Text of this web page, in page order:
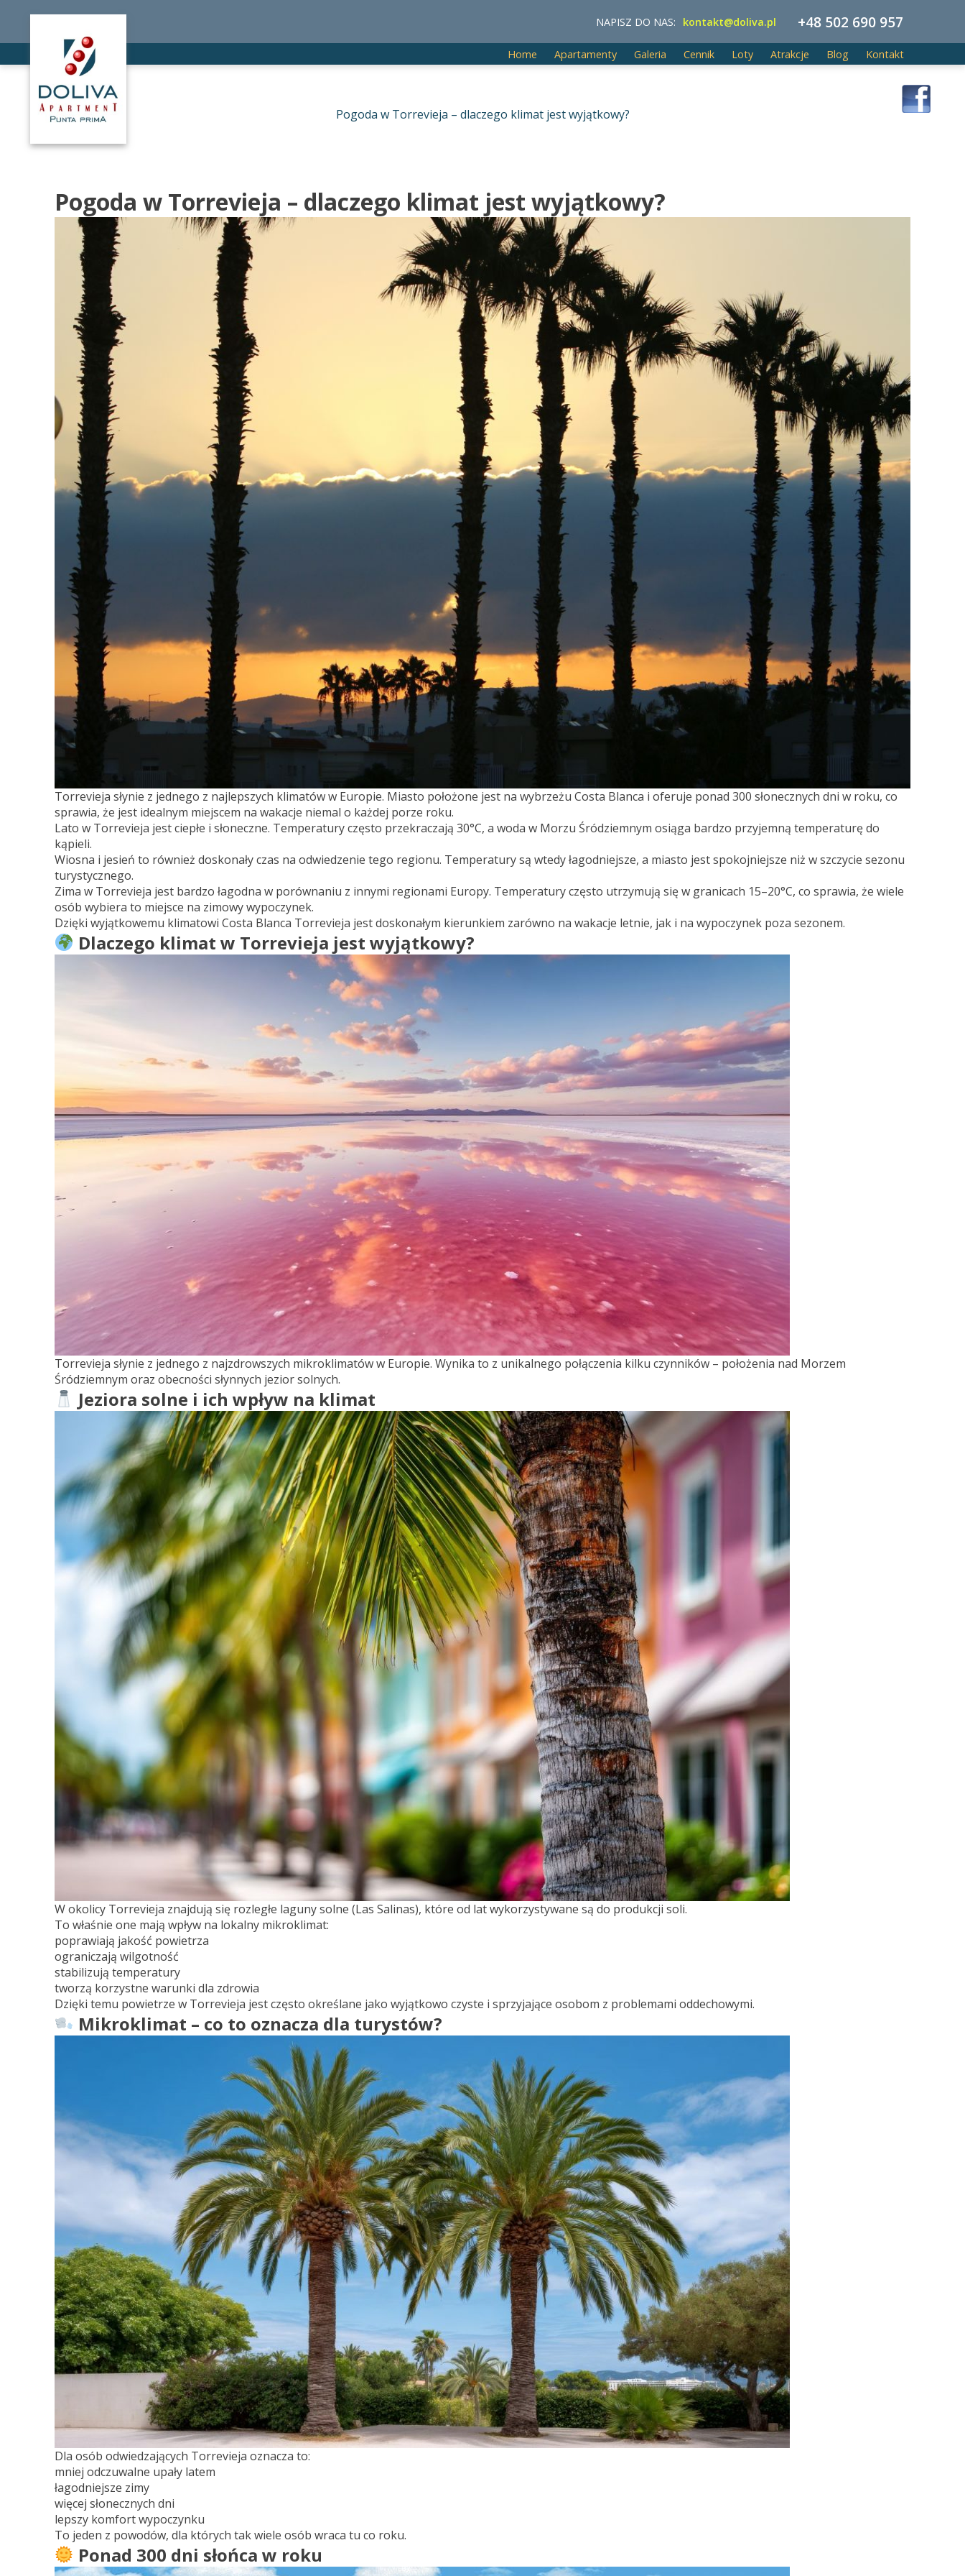
NAPISZ DO NAS: kontakt@doliva.pl +48 502 690 957
Home Apartamenty Galeria Cennik Loty Atrakcje Blog Kontakt
Pogoda w Torrevieja – dlaczego klimat jest wyjątkowy?
Pogoda w Torrevieja – dlaczego klimat jest wyjątkowy?
Torrevieja słynie z jednego z najlepszych klimatów w Europie. Miasto położone jest na wybrzeżu Costa Blanca i oferuje ponad 300 słonecznych dni w roku, co
sprawia, że jest idealnym miejscem na wakacje niemal o każdej porze roku.
Lato w Torrevieja jest ciepłe i słoneczne. Temperatury często przekraczają 30°C, a woda w Morzu Śródziemnym osiąga bardzo przyjemną temperaturę do
kąpieli.
Wiosna i jesień to również doskonały czas na odwiedzenie tego regionu. Temperatury są wtedy łagodniejsze, a miasto jest spokojniejsze niż w szczycie sezonu
turystycznego.
Zima w Torrevieja jest bardzo łagodna w porównaniu z innymi regionami Europy. Temperatury często utrzymują się w granicach 15–20°C, co sprawia, że wiele
osób wybiera to miejsce na zimowy wypoczynek.
Dzięki wyjątkowemu klimatowi Costa Blanca Torrevieja jest doskonałym kierunkiem zarówno na wakacje letnie, jak i na wypoczynek poza sezonem.
Dlaczego klimat w Torrevieja jest wyjątkowy?
Torrevieja słynie z jednego z najzdrowszych mikroklimatów w Europie. Wynika to z unikalnego połączenia kilku czynników – położenia nad Morzem
Śródziemnym oraz obecności słynnych jezior solnych.
Jeziora solne i ich wpływ na klimat
W okolicy Torrevieja znajdują się rozległe laguny solne (Las Salinas), które od lat wykorzystywane są do produkcji soli.
To właśnie one mają wpływ na lokalny mikroklimat:
poprawiają jakość powietrza
ograniczają wilgotność
stabilizują temperatury
tworzą korzystne warunki dla zdrowia
Dzięki temu powietrze w Torrevieja jest często określane jako wyjątkowo czyste i sprzyjające osobom z problemami oddechowymi.
Mikroklimat – co to oznacza dla turystów?
Dla osób odwiedzających Torrevieja oznacza to:
mniej odczuwalne upały latem
łagodniejsze zimy
więcej słonecznych dni
lepszy komfort wypoczynku
To jeden z powodów, dla których tak wiele osób wraca tu co roku.
Ponad 300 dni słońca w roku